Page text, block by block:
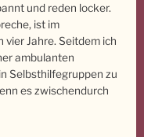
und reden locker.
ist im
Jahre. Seitdem ich
ambulanten
Selbsthilfegruppen zu
es zwischendurch